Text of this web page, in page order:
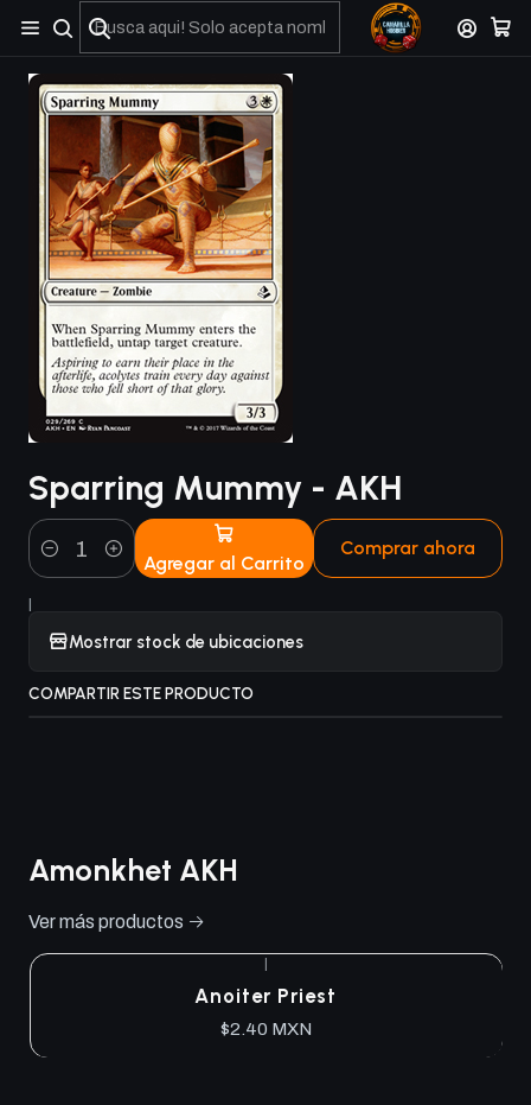
No olviden reportar sus depositos y transferencias por Whatsapp
Sparring Mummy - AKH
Cantidad Agregar al Carrito
Comprar ahora
|
Mostrar stock de ubicaciones
COMPARTIR ESTE PRODUCTO
Amonkhet AKH
Ver más productos
Anoiter Priest
$2.40 MXN